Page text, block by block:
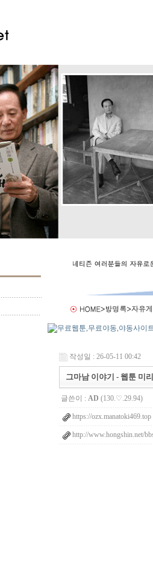
작성일 : 26-05-11 00:42
그마남 이야기 - 웹툰 미
글쓴이 : AD (130.♡.29.94)
https://ozx.manatoki469.top
http://www.hongshin.net/